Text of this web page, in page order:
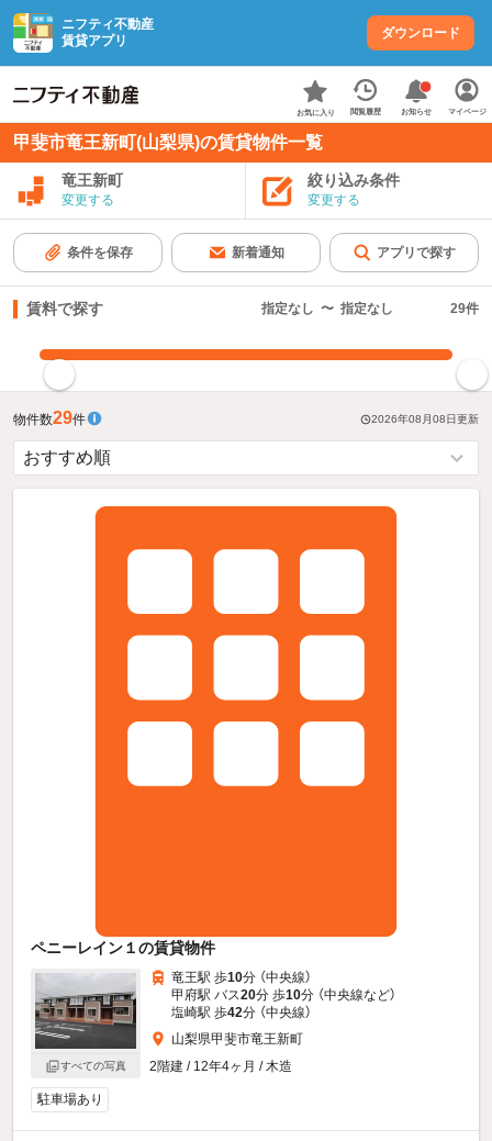
ニフティ不動産
賃貸アプリ
ダウンロード
お気に入り 閲覧履歴 お知らせ マイページ
甲斐市竜王新町(山梨県)の賃貸物件一覧
竜王新町
変更する
絞り込み条件
変更する
条件を保存 新着通知 アプリで探す
賃料で探す 指定なし 〜 指定なし 29件
物件数29件 2026年08月08日更新
ペニーレイン１の賃貸物件
すべての写真
竜王駅 歩10分 （中央線）
甲府駅 バス20分 歩10分 （中央線など）
塩崎駅 歩42分 （中央線）
山梨県甲斐市竜王新町
2階建 / 12年4ヶ月 / 木造
駐車場あり